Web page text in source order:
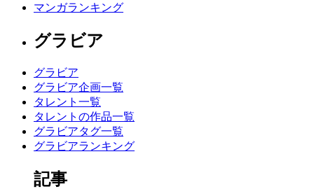
マンガランキング
グラビア
グラビア
グラビア企画一覧
タレント一覧
タレントの作品一覧
グラビアタグ一覧
グラビアランキング
記事